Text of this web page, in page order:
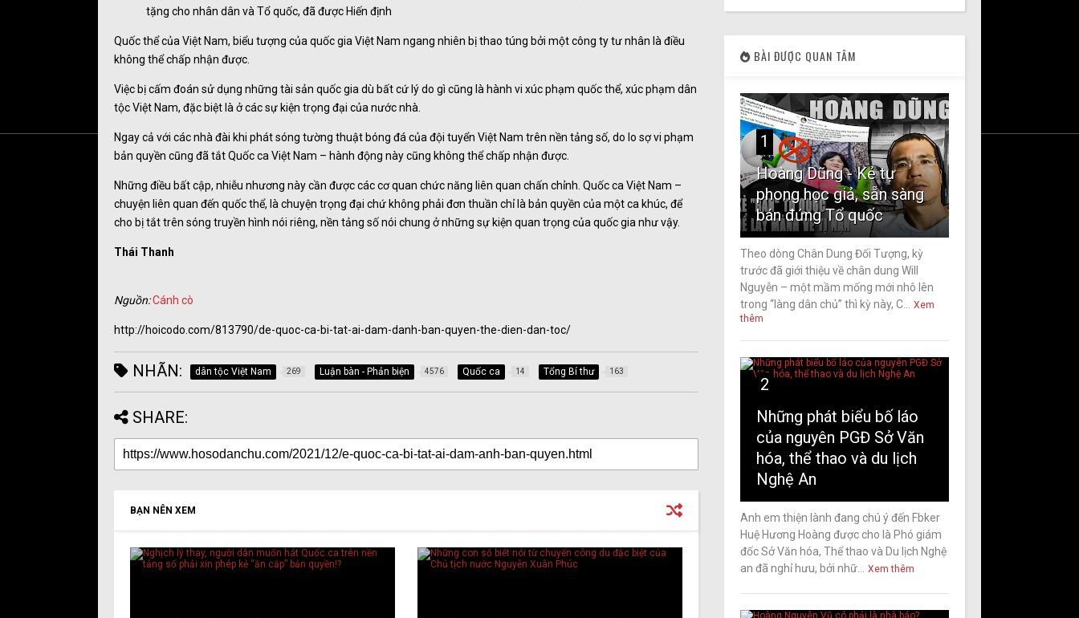
tặng cho nhân dân và Tổ quốc, đã được Hiến định
Quốc thể của Việt Nam, biểu tượng của quốc gia Việt Nam ngang nhiên bị thao túng bởi một công ty tư nhân là điều
không thể chấp nhận được.
Việc bị cấm đoán sử dụng những tài sản quốc gia dù bất cứ lý do gì cũng là hành vi xúc phạm quốc thể, xúc phạm dân
tộc Việt Nam, đặc biệt là ở các sự kiện trọng đại của nước nhà.
Ngay cả với các nhà đài khi phát sóng tường thuật bóng đá của đội tuyển Việt Nam trên nền tảng số, do lo sợ vi phạm
bản quyền cũng đã tắt Quốc ca Việt Nam – hành động này cũng không thể chấp nhận được.
Những điều bất cập, nhiễu nhương này cần được các cơ quan chức năng liên quan chấn chỉnh. Quốc ca Việt Nam –
chuyện liên quan đến quốc thể, là chuyện trọng đại chứ không phải đơn thuần chỉ là bản quyền của một ca khúc, để
cho bị tắt trên sóng truyền hình nói riêng, nền tảng số nói chung ở những sự kiện quan trọng của quốc gia như vậy.
Thái Thanh
Nguồn:Cánh cò
http://hoicodo.com/813790/de-quoc-ca-bi-tat-ai-dam-danh-ban-quyen-the-dien-dan-toc/
NHÃN: dân tộc Việt Nam 269 Luận bàn - Phản biện 4576 Quốc ca 14 Tổng Bí thư 163
SHARE:
BẠN NÊN XEM
BÀI ĐƯỢC QUAN TÂM
1
Hoàng Dũng - Kẻ tự
phong học giả, sẵn sàng
bán đứng Tổ quốc
Theo dòng Chân Dung Đối Tượng, kỳ
trước đã giới thiệu về chân dung Will
Nguyễn – một mầm mống mới nhô lên
trong “làng dân chủ” thì kỳ này, C...
Xem
thêm
2
Những phát biểu bố láo
của nguyên PGĐ Sở Văn
hóa, thể thao và du lịch
Nghệ An
Anh em thiện lành đang chú ý đến Fbker
Huệ Hương Hoàng được cho là Phó giám
đốc Sở Văn hóa, Thể thao và Du lịch Nghệ
an đã nghỉ hưu, bởi nhữ...
Xem thêm